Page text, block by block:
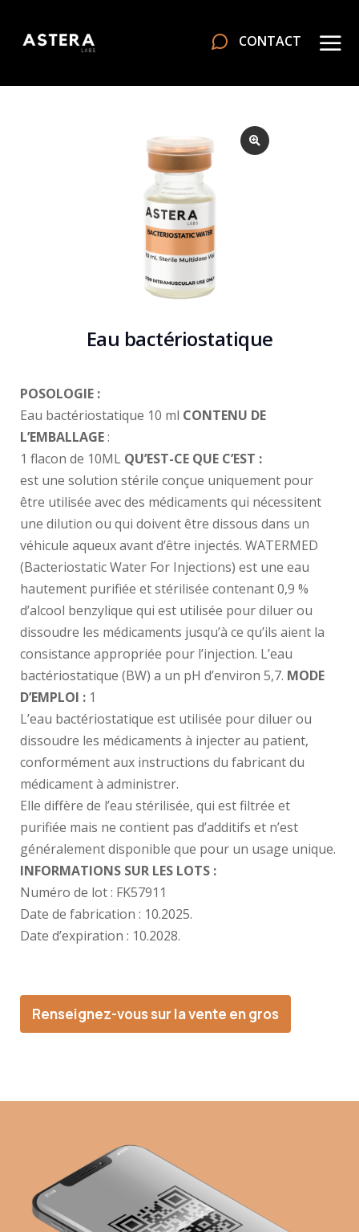
CONTACT
Eau bactériostatique
POSOLOGIE :
Eau bactériostatique 10 ml CONTENU DE
L’EMBALLAGE:
1 flacon de 10ML QU’EST-CE QUE C’EST :
est une solution stérile conçue uniquement pour
être utilisée avec des médicaments qui nécessitent
une dilution ou qui doivent être dissous dans un
véhicule aqueux avant d’être injectés. WATERMED
(Bacteriostatic Water For Injections) est une eau
hautement purifiée et stérilisée contenant 0,9 %
d’alcool benzylique qui est utilisée pour diluer ou
dissoudre les médicaments jusqu’à ce qu’ils aient la
consistance appropriée pour l’injection. L’eau
bactériostatique (BW) a un pH d’environ 5,7. MODE
D’EMPLOI : 1
L’eau bactériostatique est utilisée pour diluer ou
dissoudre les médicaments à injecter au patient,
conformément aux instructions du fabricant du
médicament à administrer.
Elle diffère de l’eau stérilisée, qui est filtrée et
purifiée mais ne contient pas d’additifs et n’est
généralement disponible que pour un usage unique.
INFORMATIONS SUR LES LOTS :
Numéro de lot : FK57911
Date de fabrication : 10.2025.
Date d’expiration : 10.2028.
Renseignez-vous sur la vente en gros